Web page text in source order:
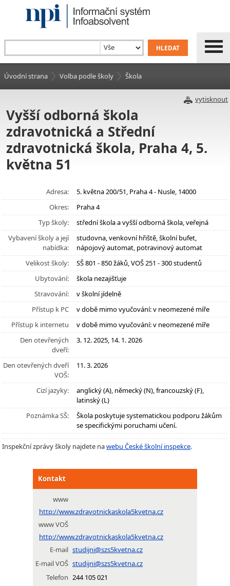
Úvodní strana Volba podle školy Škola
vytisknout
Vyšší odborná škola
zdravotnická a Střední
zdravotnická škola, Praha 4, 5.
května 51
Adresa:
5. května 200/51, Praha 4 - Nusle, 14000
Okres:
Praha 4
Typ školy:
střední škola a vyšší odborná škola, veřejná
Vybavení školy a její
nabídka:
studovna, venkovní hřiště, školní bufet,
nápojový automat, potravinový automat
Velikost školy:
SŠ 801 - 850 žáků, VOŠ 251 - 300 studentů
Ubytování:
škola nezajišťuje
Stravování:
v školní jídelně
Přístup k PC
v době mimo vyučování: v neomezené míře
Přístup k internetu
v době mimo vyučování: v neomezené míře
Den otevřených
dveří:
3. 12. 2025, 14. 1. 2026
Den otevřených dveří
VOŠ:
11. 3. 2026
Cizí jazyky:
anglický (A), německý (N), francouzský (F),
latinský (L)
Poznámka SŠ:
Škola poskytuje systematickou podporu žákům
se specifickými poruchami učení.
Inspekční zprávy školy najdete nawebu České školní inspekce.
Kontakt
www
http://www.zdravotnickaskola5kvetna.cz
www VOŠ
http://www.zdravotnickaskola5kvetna.cz
E-mail studijni@szs5kvetna.cz
E-mail VOŠ studijni@szs5kvetna.cz
Telefon 244 105 021